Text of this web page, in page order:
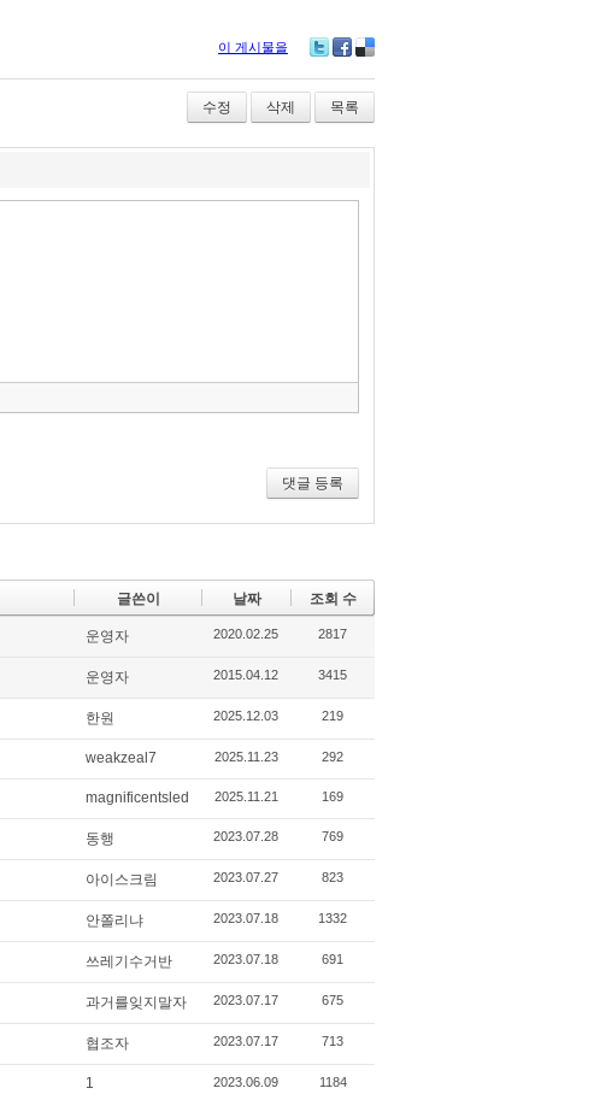
이 게시물을
bo
ok
ou
s
수정 삭제 목록
기
댓글 등록
글쓴이 날짜 조회 수
운영자 2020.02.25 2817
운영자 2015.04.12 3415
한원 2025.12.03 219
weakzeal7 2025.11.23 292
magnificentsled 2025.11.21 169
동행 2023.07.28 769
아이스크림 2023.07.27 823
안쫄리냐 2023.07.18 1332
쓰레기수거반 2023.07.18 691
과거를잊지말자 2023.07.17 675
협조자 2023.07.17 713
1 2023.06.09 1184